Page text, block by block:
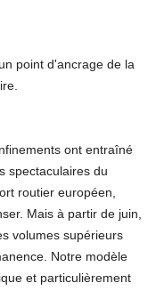
point d'ancrage de la
ont entraîné
spectaculaires du
routier européen,
Mais à partir de juin,
volumes supérieurs
Notre modèle
et particulièrement